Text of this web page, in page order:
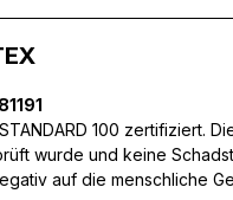
100 zertifiziert.
wurde und keine
auf die menschliche
es einer Website,
wie zum Beispiel